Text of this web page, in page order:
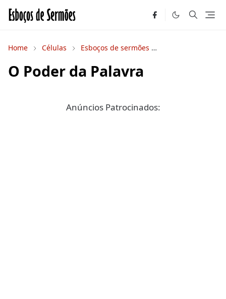
Home Células Esboços de sermões
O Poder da Palavra
Anúncios Patrocinados: